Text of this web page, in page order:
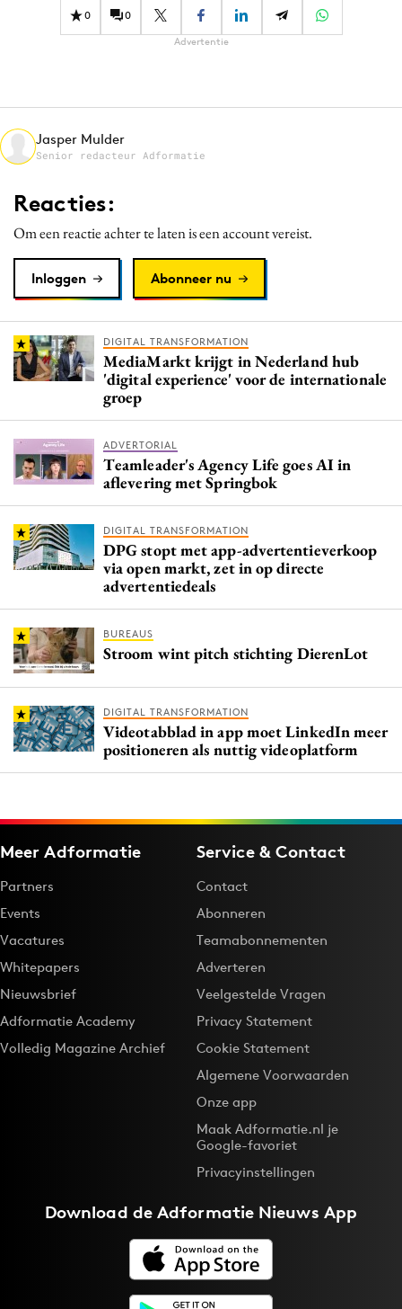
Gedragsverandering
Influencer marketing
Merkstrategie
Programmatic
Purpose Marketing
Reputatie & crisis
0 0
Advertentie
Jasper Mulder
Senior redacteur Adformatie
Reacties:
Om een reactie achter te laten is een account vereist.
Inloggen Abonneer nu
DIGITAL TRANSFORMATION
MediaMarkt krijgt in Nederland hub
'digital experience' voor de internationale
groep
ADVERTORIAL
Teamleader's Agency Life goes AI in
aflevering met Springbok
DIGITAL TRANSFORMATION
DPG stopt met app-advertentieverkoop
via open markt, zet in op directe
advertentiedeals
BUREAUS
Stroom wint pitch stichting DierenLot
DIGITAL TRANSFORMATION
Videotabblad in app moet LinkedIn meer
positioneren als nuttig videoplatform
Meer Adformatie
Partners
Events
Vacatures
Whitepapers
Nieuwsbrief
Adformatie Academy
Volledig Magazine Archief
Service & Contact
Contact
Abonneren
Teamabonnementen
Adverteren
Veelgestelde Vragen
Privacy Statement
Cookie Statement
Algemene Voorwaarden
Onze app
Maak Adformatie.nl je
Google-favoriet
Privacyinstellingen
Download deAdformatie Nieuws App